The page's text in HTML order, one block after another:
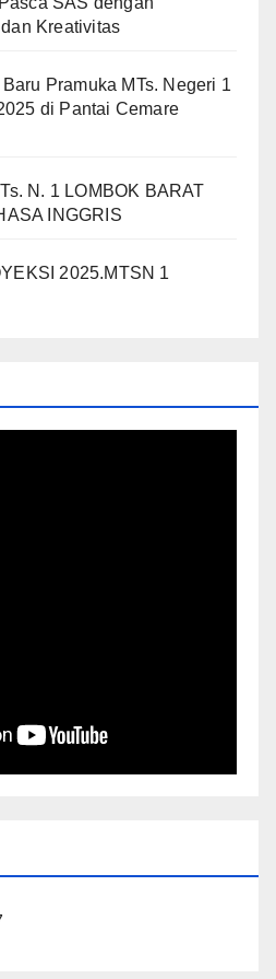
Kreativitas
Pramuka MTs. Negeri 1
di Pantai Cemare
N. 1 LOMBOK BARAT
INGGRIS
2025.MTSN 1